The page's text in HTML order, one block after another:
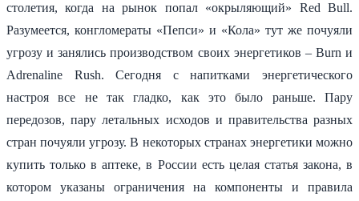
столетия, когда на рынок попал «окрыляющий» Red Bull.
Разумеется, конгломераты «Пепси» и «Кола» тут же почуяли
угрозу и занялись производством своих энергетиков – Burn и
Adrenaline Rush. Сегодня с напитками энергетического
настроя все не так гладко, как это было раньше. Пару
передозов, пару летальных исходов и правительства разных
стран почуяли угрозу. В некоторых странах энергетики можно
купить только в аптеке, в России есть целая статья закона, в
котором указаны ограничения на компоненты и правила